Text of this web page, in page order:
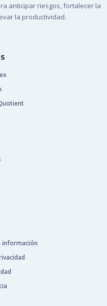
anticipar riesgos, fortalecer la
la productividad.
información